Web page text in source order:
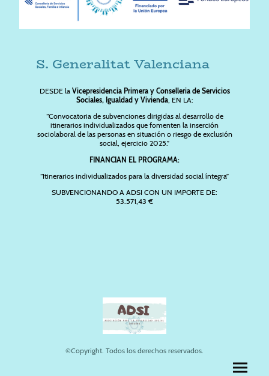
S. Generalitat Valenciana
DESDE la Vicepresidencia Primera y Conselleria de Servicios
Sociales, Igualdad y Vivienda, EN LA:
“Convocatoria de subvenciones dirigidas al desarrollo de
itinerarios individualizados que fomenten la inserción
sociolaboral de las personas en situación o riesgo de exclusión
social, ejercicio 2025.”
FINANCIAN EL PROGRAMA:
“Itinerarios individualizados para la diversidad social íntegra”
SUBVENCIONANDO A ADSI CON UN IMPORTE DE:
53.571,43 €
©Copyright. Todos los derechos reservados.